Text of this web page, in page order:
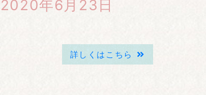
2020年6月23日
詳しくはこちら